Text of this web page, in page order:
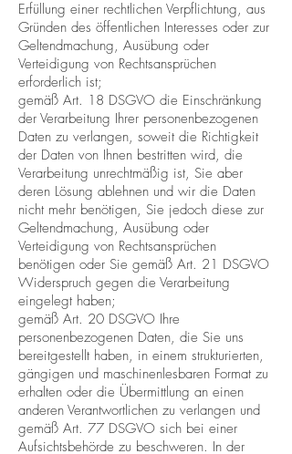
Erfüllung einer rechtlichen Verpflichtung, aus
Gründen des öffentlichen Interesses oder zur
Geltendmachung, Ausübung oder
Verteidigung von Rechtsansprüchen
erforderlich ist;
gemäß Art. 18 DSGVO die Einschränkung
der Verarbeitung Ihrer personenbezogenen
Daten zu verlangen, soweit die Richtigkeit
der Daten von Ihnen bestritten wird, die
Verarbeitung unrechtmäßig ist, Sie aber
deren Lösung ablehnen und wir die Daten
nicht mehr benötigen, Sie jedoch diese zur
Geltendmachung, Ausübung oder
Verteidigung von Rechtsansprüchen
benötigen oder Sie gemäß Art. 21 DSGVO
Widerspruch gegen die Verarbeitung
eingelegt haben;
gemäß Art. 20 DSGVO Ihre
personenbezogenen Daten, die Sie uns
bereitgestellt haben, in einem strukturierten,
gängigen und maschinenlesbaren Format zu
erhalten oder die Übermittlung an einen
anderen Verantwortlichen zu verlangen und
gemäß Art. 77 DSGVO sich bei einer
Aufsichtsbehörde zu beschweren. In der